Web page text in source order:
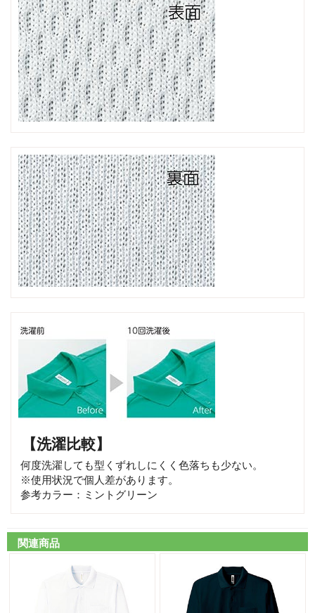
【洗濯比較】
何度洗濯しても型くずれしにくく色落ちも少ない。
※使用状況で個人差があります。
参考カラー：ミントグリーン
関連商品